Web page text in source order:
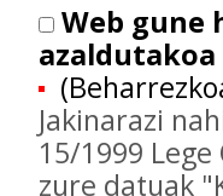
Web gune
Jakinarazi
15/1999
zure datuak